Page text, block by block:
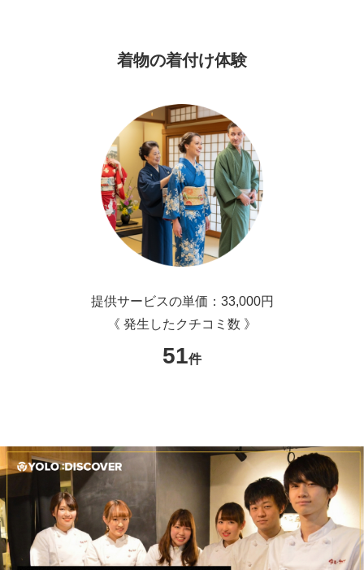
着物の着付け体験
提供サービスの単価：33,000円
《 発生したクチコミ数 》
51件